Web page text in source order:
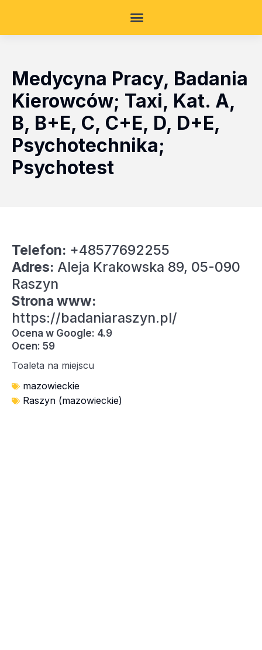
Medycyna Pracy, Badania
Kierowców; Taxi, Kat. A,
B, B+E, C, C+E, D, D+E,
Psychotechnika;
Psychotest
Telefon: +48577692255
Adres: Aleja Krakowska 89, 05-090
Raszyn
Strona www:
https://badaniaraszyn.pl/
Ocena w Google: 4.9
Ocen: 59
Toaleta na miejscu
mazowieckie
Raszyn (mazowieckie)